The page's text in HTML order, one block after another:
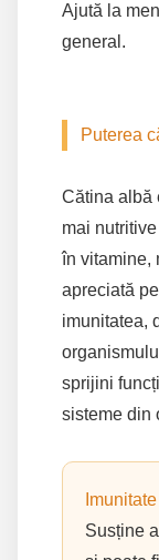
Ajută la
general.
Puterea
Cătina albă
mai
în vitamine,
apreciată
imunitatea,
sprijini
sisteme din
Imunitate
Susține